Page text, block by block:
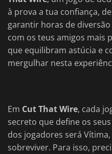
à prova a tua confiança,
garantir horas de
com os teus amigos mais
que equilibram astúcia e
mergulhar nesta
Em Cut That Wire, cada
secreto que define os
dos jogadores será
sobreviver. Para isso,